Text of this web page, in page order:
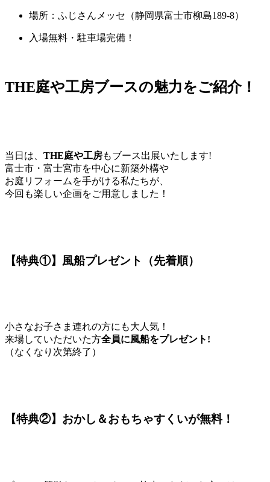
場所：ふじさんメッセ（静岡県富士市柳島189-8）
入場無料・駐車場完備！
THE庭や工房ブースの魅力をご紹介！
当日は、 THE庭や工房もブース出展いたします!
富士市・富士宮市を中心に新築外構や
お庭リフォームを手がける私たちが、
今回も楽しい企画をご用意しました！
【特典①】風船プレゼント（先着順）
小さなお子さま連れの方にも大人気！
来場していただいた方全員に風船をプレゼント!
（なくなり次第終了）
【特典②】おかし＆おもちゃすくいが無料！